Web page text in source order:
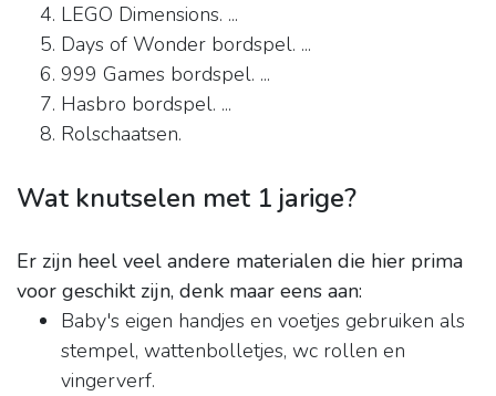
LEGO Dimensions. ...
Days of Wonder bordspel. ...
999 Games bordspel. ...
Hasbro bordspel. ...
Rolschaatsen.
Wat knutselen met 1 jarige?
Er zijn heel veel andere materialen die hier prima
voor geschikt zijn, denk maar eens aan:
Baby's eigen handjes en voetjes gebruiken als
stempel, wattenbolletjes, wc rollen en
vingerverf.